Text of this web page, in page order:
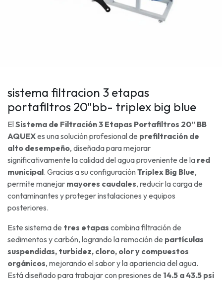
sistema filtracion 3 etapas
portafiltros 20"bb- triplex big blue
ElSistema de Filtración 3 Etapas Portafiltros 20” BB
AQUEXes una solución profesional de prefiltración de
alto desempeño, diseñada para mejorar
significativamente la calidad del agua proveniente de la red
municipal. Gracias a su configuraciónTriplex Big Blue,
permite manejar mayores caudales, reducir la carga de
contaminantes y proteger instalaciones y equipos
posteriores.
Este sistema de tres etapas combina filtración de
sedimentos y carbón, logrando la remoción de partículas
suspendidas, turbidez, cloro, olor y compuestos
orgánicos, mejorando el sabor y la apariencia del agua.
Está diseñado para trabajar con presiones de 14.5 a 43.5 psi